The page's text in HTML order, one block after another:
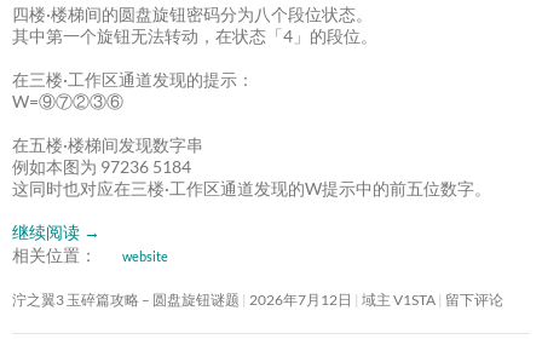
四楼·楼梯间的圆盘旋钮密码分为八个段位状态。
其中第一个旋钮无法转动，在状态「4」的段位。
在三楼·工作区通道发现的提示：
W=⑨⑦②③⑥
在五楼·楼梯间发现数字串
例如本图为 97236 5184
这同时也对应在三楼·工作区通道发现的W提示中的前五位数字。
继续阅读 →
相关位置：
website
泞之翼3 玉碎篇攻略 – 圆盘旋钮谜题 2026年7月12日 域主 V1STA 留下评论